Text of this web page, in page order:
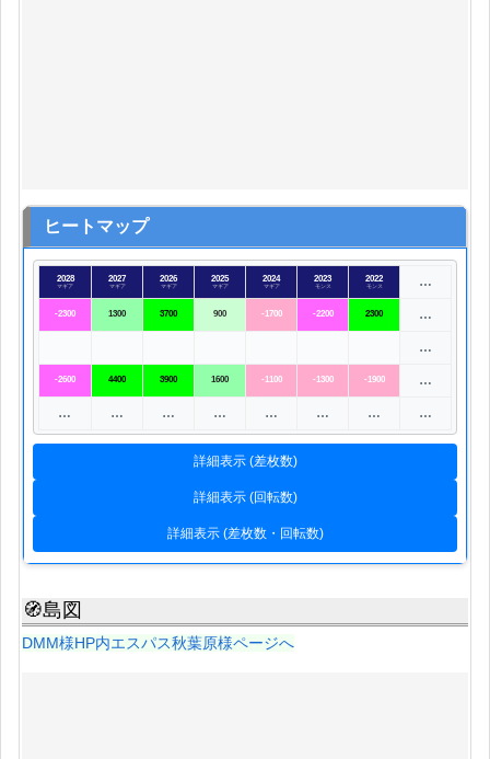
ヒートマップ
2028
マギア
2027
マギア
2026
マギア
2025
マギア
2024
マギア
2023
モンス
2022
モンス …
-2300 1300 3700 900 -1700 -2200 2300 …
…
-2600 4400 3900 1600 -1100 -1300 -1900 …
… … … … … … … …
詳細表示 (差枚数)
詳細表示 (回転数)
詳細表示 (差枚数・回転数)
🧭島図
DMM様HP内エスパス秋葉原様ページへ